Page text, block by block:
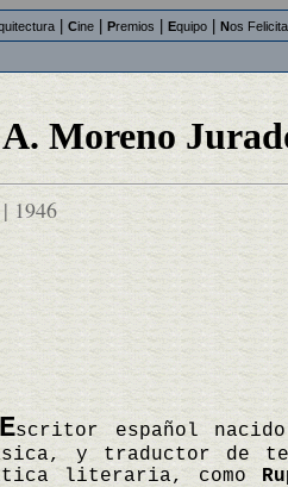
Cine Premios Equipo Nos
Moreno
scritor español
y traductor de
literaria, como